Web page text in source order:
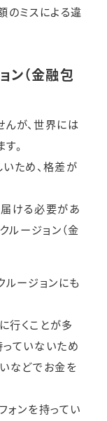
のミスによる違
ン（金融包
が、世界には
。
ため、格差が
ける必要があ
ルージョン（金
ルージョンにも
行くことが多
ていないため
などでお金を
ォンを持ってい